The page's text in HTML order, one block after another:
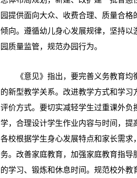
园提供面向大众、收费合理、质量合
倾向。遵循幼儿身心发展规律，坚持
园质量监管，规范办园行为。
《意见》指出，要完善义务教育均
的新型教学关系。改进教学方式和学
评价方式。要切实减轻学生过重课外
学，合理设计学生作业内容与时间，
各校根据学生身心发展特点和家长需
务。改善家庭教育，加强家庭教育指
的学习、锻炼和休息时间。规范校外